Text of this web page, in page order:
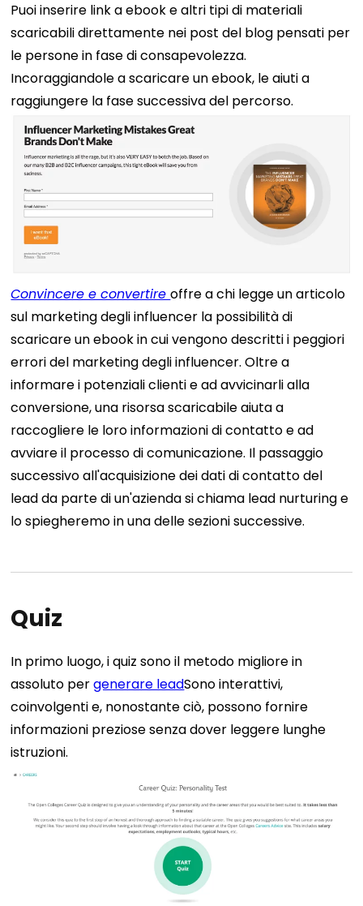
Puoi inserire link a ebook e altri tipi di materiali
scaricabili direttamente nei post del blog pensati per
le persone in fase di consapevolezza.
Incoraggiandole a scaricare un ebook, le aiuti a
raggiungere la fase successiva del percorso.
Convincere e convertireoffre a chi legge un articolo
sul marketing degli influencer la possibilità di
scaricare un ebook in cui vengono descritti i peggiori
errori del marketing degli influencer. Oltre a
informare i potenziali clienti e ad avvicinarli alla
conversione, una risorsa scaricabile aiuta a
raccogliere le loro informazioni di contatto e ad
avviare il processo di comunicazione. Il passaggio
successivo all'acquisizione dei dati di contatto del
lead da parte di un'azienda si chiama lead nurturing e
lo spiegheremo in una delle sezioni successive.
Quiz
In primo luogo, i quiz sono il metodo migliore in
assoluto pergenerare leadSono interattivi,
coinvolgenti e, nonostante ciò, possono fornire
informazioni preziose senza dover leggere lunghe
istruzioni.